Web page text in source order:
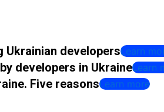
Ukrainian developersLearn
developers in UkraineLearn
Five reasonsLearn more